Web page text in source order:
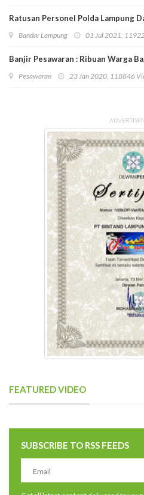
Ratusan Personel Polda Lampung
Bandar Lampung 01 Jul 2021,
Banjir Pesawaran : Ribuan Warga
Pesawaran 23 Jan 2020, 118846
FEATURED VIDEO
SUBSCRIBE TO RSS FEEDS